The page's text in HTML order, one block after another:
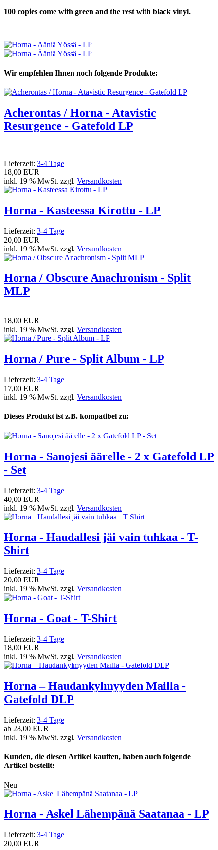
100 copies come with green and the rest with black vinyl.
Wir empfehlen Ihnen noch folgende Produkte:
Acherontas / Horna - Atavistic
Resurgence - Gatefold LP
Lieferzeit: 3-4 Tage
18,00 EUR
inkl. 19 % MwSt. zzgl. Versandkosten
Horna - Kasteessa Kirottu - LP
Lieferzeit: 3-4 Tage
20,00 EUR
inkl. 19 % MwSt. zzgl. Versandkosten
Horna / Obscure Anachronism - Split
MLP
18,00 EUR
inkl. 19 % MwSt. zzgl. Versandkosten
Horna / Pure - Split Album - LP
Lieferzeit: 3-4 Tage
17,00 EUR
inkl. 19 % MwSt. zzgl. Versandkosten
Dieses Produkt ist z.B. kompatibel zu:
Horna - Sanojesi äärelle - 2 x Gatefold LP
- Set
Lieferzeit: 3-4 Tage
40,00 EUR
inkl. 19 % MwSt. zzgl. Versandkosten
Horna - Haudallesi jäi vain tuhkaa - T-
Shirt
Lieferzeit: 3-4 Tage
20,00 EUR
inkl. 19 % MwSt. zzgl. Versandkosten
Horna - Goat - T-Shirt
Lieferzeit: 3-4 Tage
18,00 EUR
inkl. 19 % MwSt. zzgl. Versandkosten
Horna – Haudankylmyyden Mailla -
Gatefold DLP
Lieferzeit: 3-4 Tage
ab 28,00 EUR
inkl. 19 % MwSt. zzgl. Versandkosten
Kunden, die diesen Artikel kauften, haben auch folgende
Artikel bestellt:
Neu
Horna - Askel Lähempänä Saatanaa - LP
Lieferzeit: 3-4 Tage
20,00 EUR